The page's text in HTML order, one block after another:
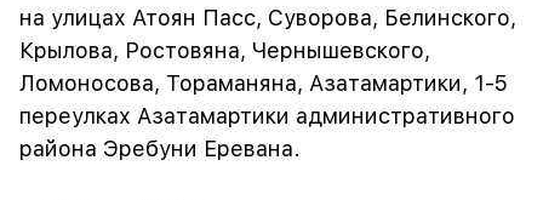
на улицах Атоян Пасс, Суворова, Белинского,
Крылова, Ростовяна, Чернышевского,
Ломоносова, Тораманяна, Азатамартики, 1-5
переулках Азатамартики административного
района Эребуни Еревана.